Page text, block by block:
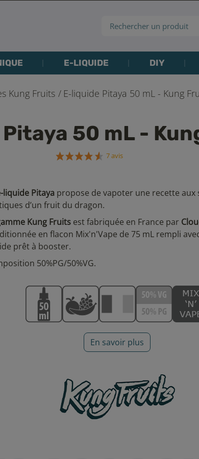
E-LIQUIDE DIY
Kung Fruits E-liquide Pitaya 50 mL - Kung
50 mL -
7 avis
liquide Pitayapropose de vapoter une recette aux
d’un fruit du dragon.
Kung Fruitsest fabriquée en France par
en flacon Mix'n'Vape de 75 mL rempli
prêt à booster.
50%PG/50%VG.
En savoir plus